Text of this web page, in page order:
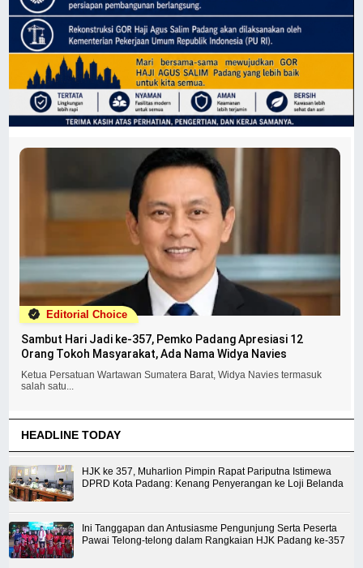
Editorial Choice
Sambut Hari Jadi ke-357, Pemko Padang Apresiasi 12
Orang Tokoh Masyarakat, Ada Nama Widya Navies
Ketua Persatuan Wartawan Sumatera Barat, Widya Navies termasuk
salah satu...
HEADLINE TODAY
HJK ke 357, Muharlion Pimpin Rapat Pariputna Istimewa
DPRD Kota Padang: Kenang Penyerangan ke Loji Belanda
Ini Tanggapan dan Antusiasme Pengunjung Serta Peserta
Pawai Telong-telong dalam Rangkaian HJK Padang ke-357